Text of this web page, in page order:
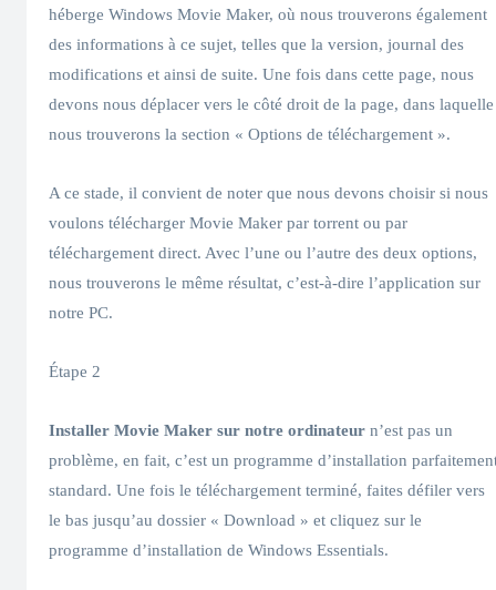
héberge Windows Movie Maker, où nous trouverons également
des informations à ce sujet, telles que la version, journal des
modifications et ainsi de suite. Une fois dans cette page, nous
devons nous déplacer vers le côté droit de la page, dans laquelle
nous trouverons la section « Options de téléchargement ».
A ce stade, il convient de noter que nous devons choisir si nous
voulons télécharger Movie Maker par torrent ou par
téléchargement direct. Avec l’une ou l’autre des deux options,
nous trouverons le même résultat, c’est-à-dire l’application sur
notre PC.
Étape 2
Installer Movie Maker sur notre ordinateur n’est pas un
problème, en fait, c’est un programme d’installation
standard. Une fois le téléchargement terminé, faites défiler vers
le bas jusqu’au dossier « Download » et cliquez sur le
programme d’installation de Windows Essentials.